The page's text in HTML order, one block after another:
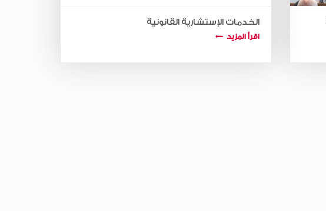
الخدمات الإستشارية القانونية
اقرأ المزيد